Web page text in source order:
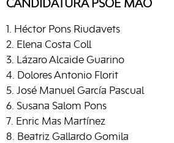
CANDIDATURA PSOE MAÓ
Héctor Pons Riudavets
Elena Costa Coll
Lázaro Alcaide Guarino
Dolores Antonio Florit
José Manuel García Pascual
Susana Salom Pons
Enric Mas Martínez
Beatriz Gallardo Gomila